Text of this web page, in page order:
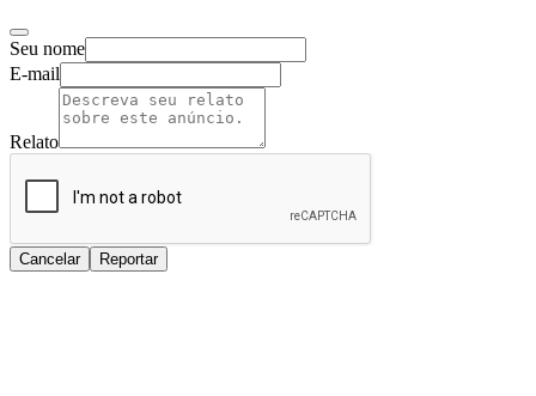
Seu nome
E-mail
Relato
Cancelar Reportar